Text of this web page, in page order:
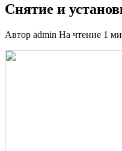
Снятие и
Автор admin На чтение 1